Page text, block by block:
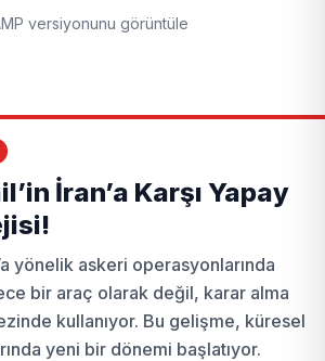
versiyonunu görüntüle
İran’a Karşı Yapay
yönelik askeri operasyonlarında
bir araç olarak değil, karar alma
kullanıyor. Bu gelişme, küresel
yeni bir dönemi başlatıyor.